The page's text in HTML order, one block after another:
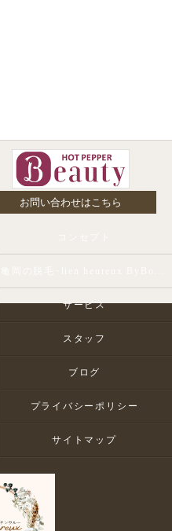
お問い合わせはこちら
サービス
スタッフ
ブログ
プライバシーポリシー
サイトマップ